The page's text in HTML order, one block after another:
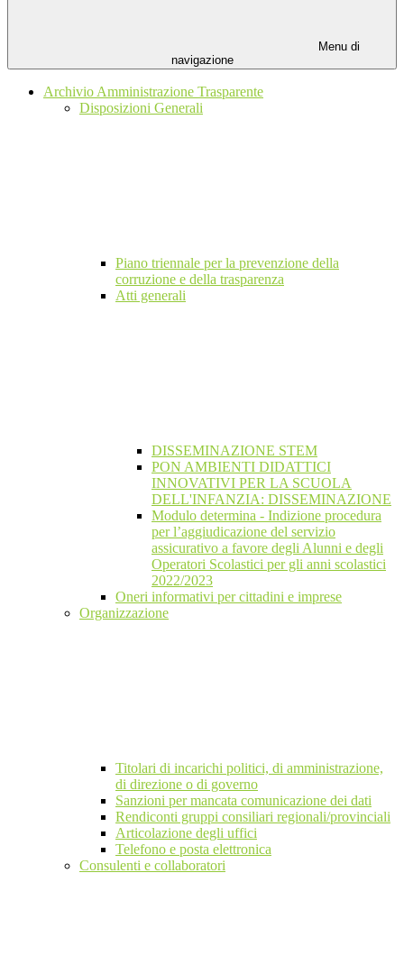
Menu di
navigazione
Archivio Amministrazione Trasparente
Disposizioni Generali
Piano triennale per la prevenzione della
corruzione e della trasparenza
Atti generali
DISSEMINAZIONE STEM
PON AMBIENTI DIDATTICI
INNOVATIVI PER LA SCUOLA
DELL'INFANZIA: DISSEMINAZIONE
Modulo determina - Indizione procedura
per l’aggiudicazione del servizio
assicurativo a favore degli Alunni e degli
Operatori Scolastici per gli anni scolastici
2022/2023
Oneri informativi per cittadini e imprese
Organizzazione
Titolari di incarichi politici, di amministrazione,
di direzione o di governo
Sanzioni per mancata comunicazione dei dati
Rendiconti gruppi consiliari regionali/provinciali
Articolazione degli uffici
Telefono e posta elettronica
Consulenti e collaboratori